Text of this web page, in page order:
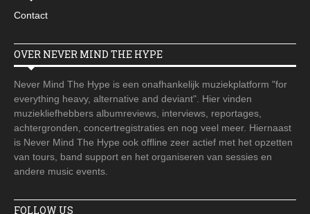
Contact
OVER NEVER MIND THE HYPE
Never Mind The Hype is een onafhankelijk muziekplatform "for
everything heavy, alternative and deviant". Hier vinden
muziekliefhebbers albumreviews, interviews, reportages,
achtergronden, concertregistraties en nog veel meer. Hiernaast
is Never Mind The Hype ook offline zeer actief met het opzetten
van tours, band support en het organiseren van sessies en
andere music events.
FOLLOW US